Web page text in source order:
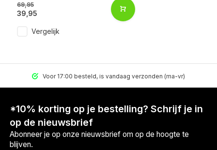
69,95
39,95
Vergelijk
Voor 17:00 besteld, is vandaag verzonden (ma-vr)
*10% korting op je bestelling? Schrijf je in
op de nieuwsbrief
Abonneer je op onze nieuwsbrief om op de hoogte te
blijven.